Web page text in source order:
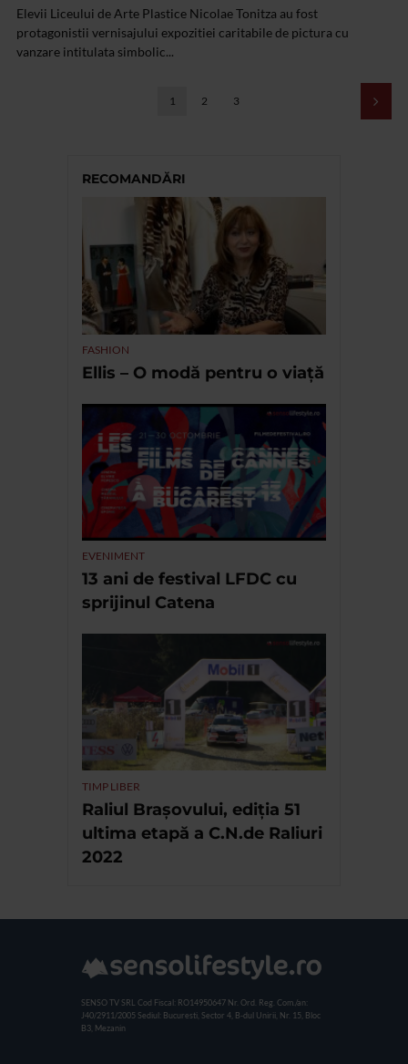
Elevii Liceului de Arte Plastice Nicolae Tonitza au fost
protagonistii vernisajului expozitiei caritabile de pictura cu
vanzare intitulata simbolic...
1 2 3
RECOMANDĂRI
FASHION
Ellis – O modă pentru o viață
EVENIMENT
13 ani de festival LFDC cu
sprijinul Catena
TIMP LIBER
Raliul Brașovului, ediția 51
ultima etapă a C.N.de Raliuri
2022
SENSO TV SRL Cod Fiscal: RO14950647 Nr. Ord. Reg. Com./an:
J40/2911/2005 Sediul: Bucuresti, Sector 4, B-dul Unirii, Nr. 15, Bloc
B3, Mezanin